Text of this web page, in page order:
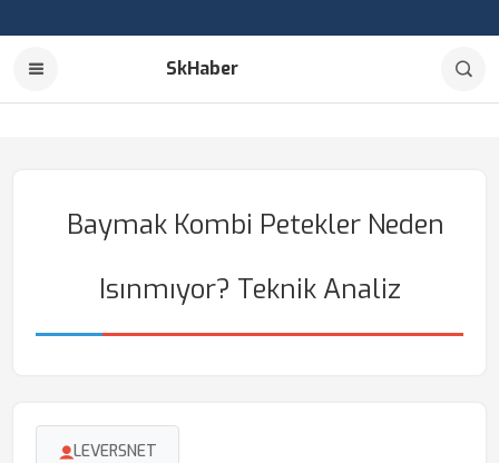
SkHaber
Baymak Kombi Petekler Neden
Isınmıyor? Teknik Analiz
LEVERSNET